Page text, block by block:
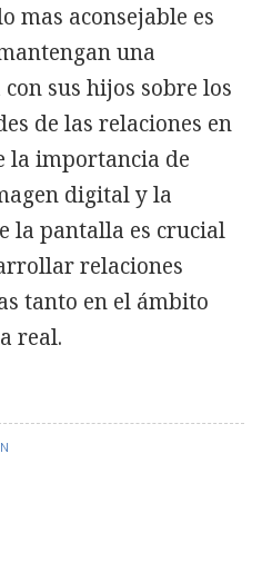
mas aconsejable es
una
sus hijos sobre los
de las relaciones en
la importancia de
digital y la
la pantalla es crucial
relaciones
tanto en el ámbito
real.